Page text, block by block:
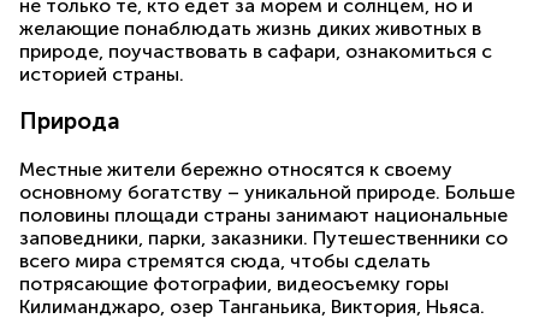
не только те, кто едет за морем и солнцем, но и
желающие понаблюдать жизнь диких животных в
природе, поучаствовать в сафари, ознакомиться с
историей страны.
Природа
Местные жители бережно относятся к своему
основному богатству – уникальной природе. Больше
половины площади страны занимают национальные
заповедники, парки, заказники. Путешественники со
всего мира стремятся сюда, чтобы сделать
потрясающие фотографии, видеосъемку горы
Килиманджаро, озер Танганьика, Виктория, Ньяса.